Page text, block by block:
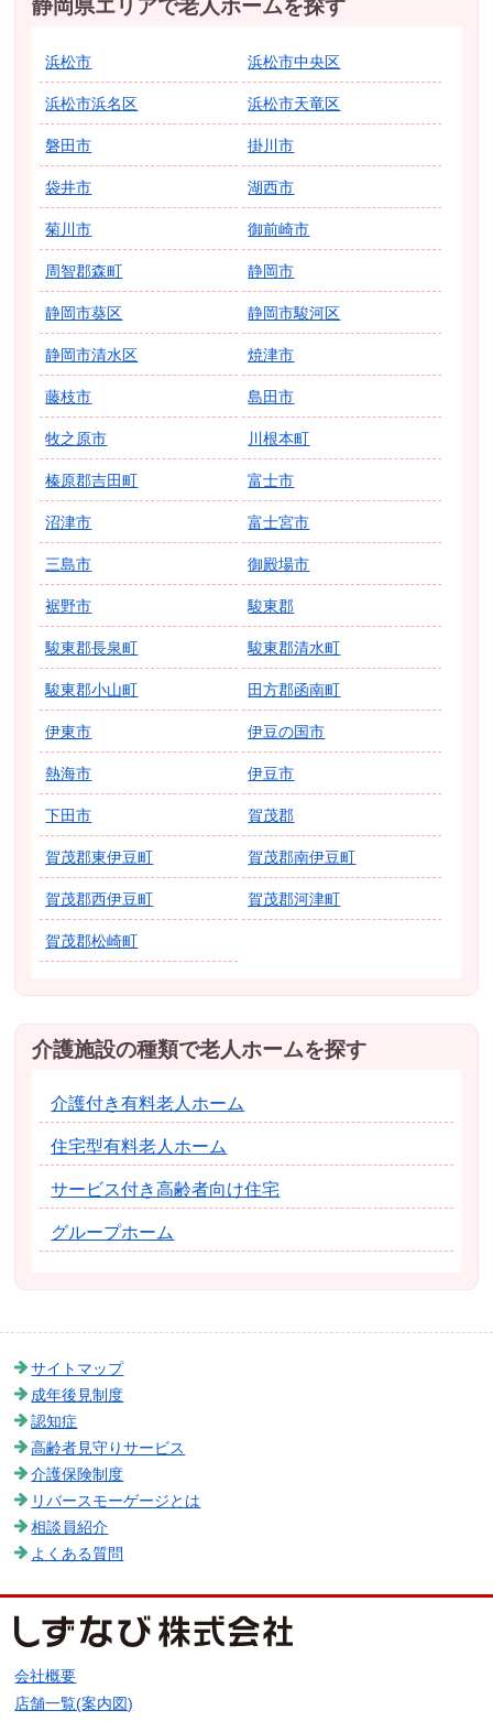
静岡県エリアで老人ホームを探す
浜松市 浜松市中央区
浜松市浜名区 浜松市天竜区
磐田市 掛川市
袋井市 湖西市
菊川市 御前崎市
周智郡森町 静岡市
静岡市葵区 静岡市駿河区
静岡市清水区 焼津市
藤枝市 島田市
牧之原市 川根本町
榛原郡吉田町 富士市
沼津市 富士宮市
三島市 御殿場市
裾野市 駿東郡
駿東郡長泉町 駿東郡清水町
駿東郡小山町 田方郡函南町
伊東市 伊豆の国市
熱海市 伊豆市
下田市 賀茂郡
賀茂郡東伊豆町 賀茂郡南伊豆町
賀茂郡西伊豆町 賀茂郡河津町
賀茂郡松崎町
介護施設の種類で老人ホームを探す
介護付き有料老人ホーム
住宅型有料老人ホーム
サービス付き高齢者向け住宅
グループホーム
サイトマップ
成年後見制度
認知症
高齢者見守りサービス
介護保険制度
リバースモーゲージとは
相談員紹介
よくある質問
会社概要
店舗一覧(案内図)